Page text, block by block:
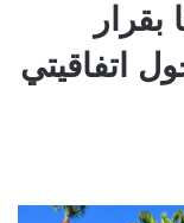
بقرار
اتفاقيتي